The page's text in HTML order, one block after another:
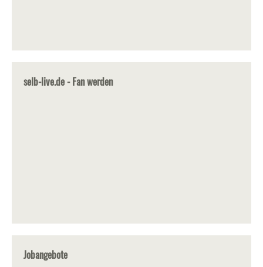
selb-live.de - Fan werden
Jobangebote